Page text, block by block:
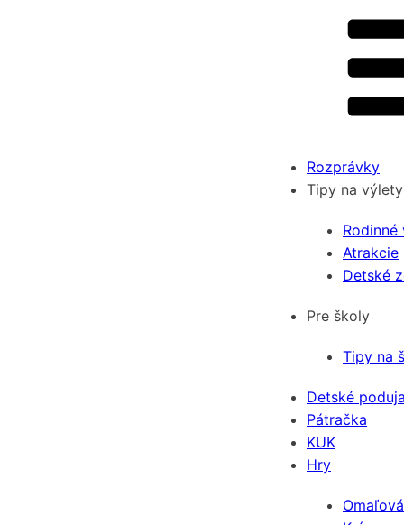
Rozprávky
Tipy na výlety
Atrakcie
Detské
Pre školy
Tipy na
Detské
Pátračka
KUK
Hry